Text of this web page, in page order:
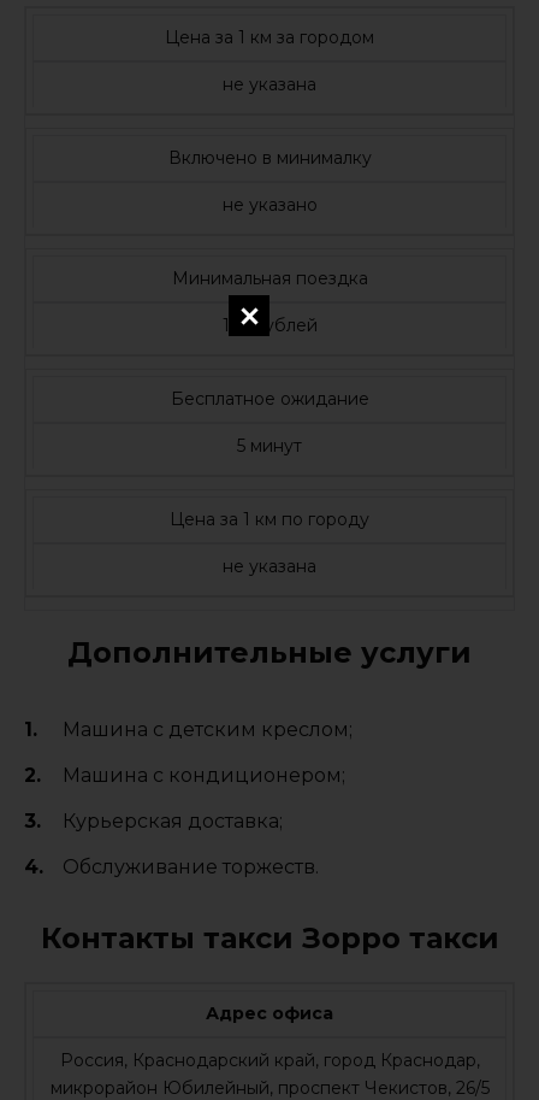
Цена за 1 км за городом
не указана
Включено в минималку
не указано
Минимальная поездка
110 рублей
Бесплатное ожидание
5 минут
Цена за 1 км по городу
не указана
Дополнительные услуги
Машина с детским креслом;
Машина с кондиционером;
Курьерская доставка;
Обслуживание торжеств.
Контакты такси Зорро такси
Адрес офиса
Россия, Краснодарский край, город Краснодар,
микрорайон Юбилейный, проспект Чекистов, 26/5